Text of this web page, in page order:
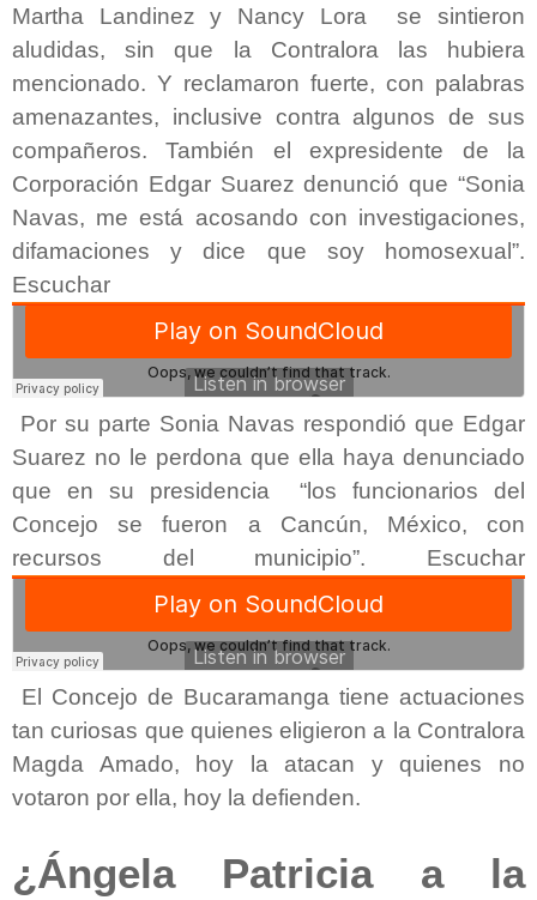
Martha Landinez y Nancy Lora se sintieron
aludidas, sin que la Contralora las hubiera
mencionado. Y reclamaron fuerte, con palabras
amenazantes, inclusive contra algunos de sus
compañeros. También el expresidente de la
Corporación Edgar Suarez denunció que “Sonia
Navas, me está acosando con investigaciones,
difamaciones y dice que soy homosexual”.
Escuchar
Por su parte Sonia Navas respondió que Edgar
Suarez no le perdona que ella haya denunciado
que en su presidencia “los funcionarios del
Concejo se fueron a Cancún, México, con
recursos del municipio”. Escuchar
El Concejo de Bucaramanga tiene actuaciones
tan curiosas que quienes eligieron a la Contralora
Magda Amado, hoy la atacan y quienes no
votaron por ella, hoy la defienden.
¿Ángela Patricia a la